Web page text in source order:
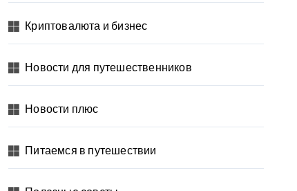
Криптовалюта и бизнес
Новости для путешественников
Новости плюс
Питаемся в путешествии